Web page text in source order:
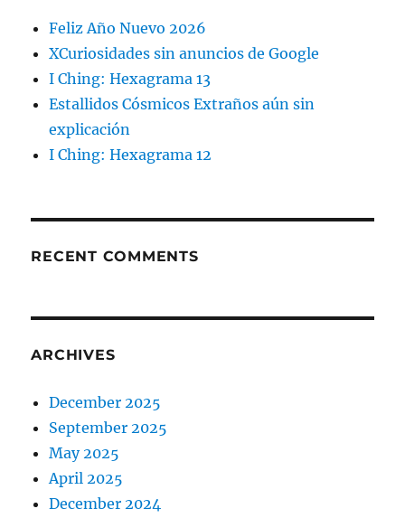
Feliz Año Nuevo 2026
XCuriosidades sin anuncios de Google
I Ching: Hexagrama 13
Estallidos Cósmicos Extraños aún sin
explicación
I Ching: Hexagrama 12
RECENT COMMENTS
ARCHIVES
December 2025
September 2025
May 2025
April 2025
December 2024